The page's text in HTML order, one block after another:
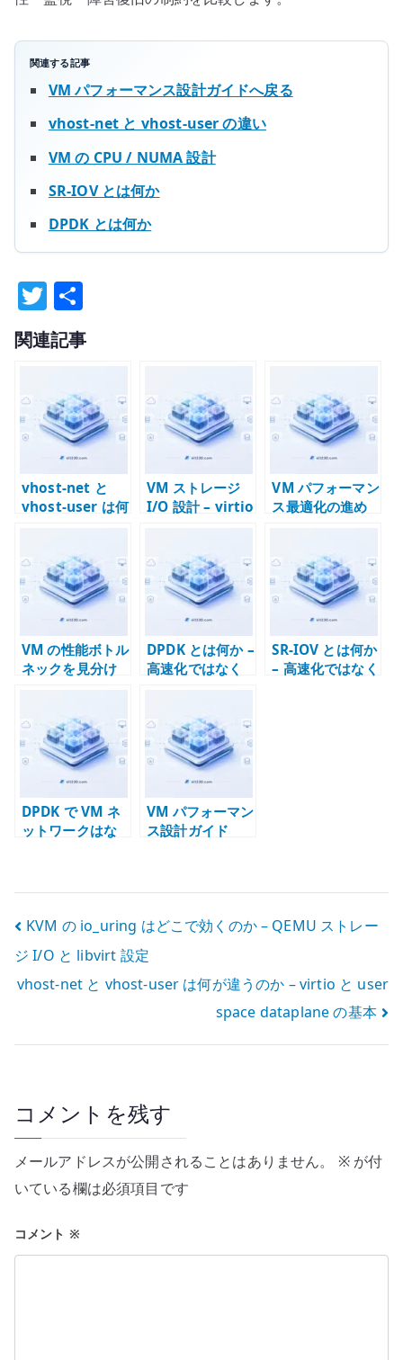
関連する記事
VM パフォーマンス設計ガイドへ戻る
vhost-net と vhost-user の違い
VM の CPU / NUMA 設計
SR-IOV とは何か
DPDK とは何か
T
w
it
r
有
関連記事
vhost-net と
vhost-user は何
userspace
dataplane の基
本
VM ストレージ
I/O 設計 – virtio
backend を確認
する
VM パフォーマン
ス最適化の進め
証
VM の性能ボトル
ネックを見分け
の切り分け
DPDK とは何か –
高速化ではなく
術
SR-IOV とは何か
– 高速化ではなく
DPDK で VM ネ
ットワークはな
VM パフォーマン
ス設計ガイド
投
稿
ナ
ビ
ー
シ
ョ
ン
KVM の io_uring はどこで効くのか – QEMU ストレー
ジ I/O と libvirt 設定
vhost-net と vhost-user は何が違うのか – virtio と user
space dataplane の基本
コメントを残す
メールアドレスが公開されることはありません。 ※が付
いている欄は必須項目です
コメント ※